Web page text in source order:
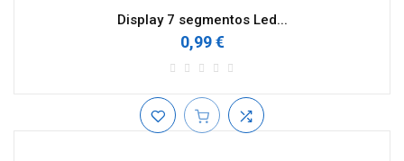
Display 7 segmentos Led...
0,99 €